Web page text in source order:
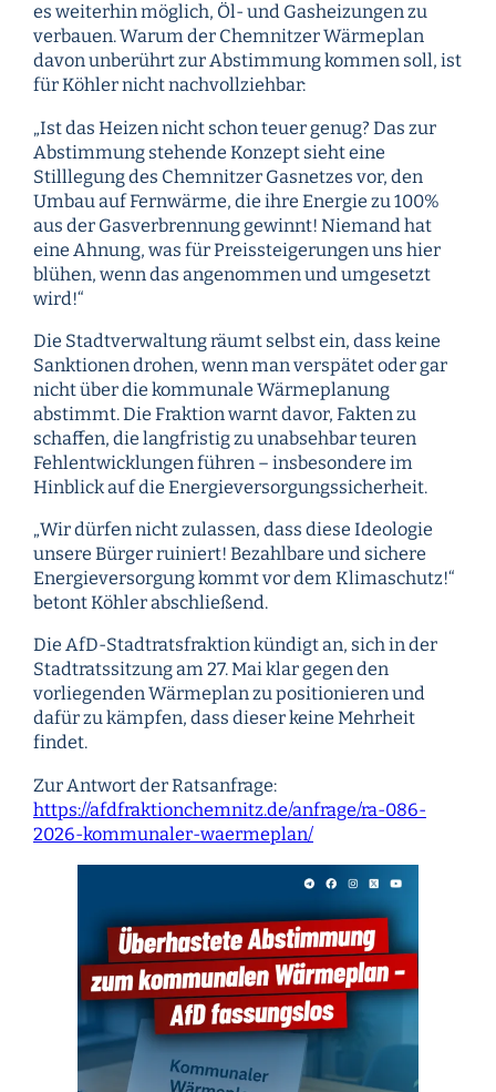
es weiterhin möglich, Öl- und Gasheizungen zu
verbauen. Warum der Chemnitzer Wärmeplan
davon unberührt zur Abstimmung kommen soll, ist
für Köhler nicht nachvollziehbar:
„Ist das Heizen nicht schon teuer genug? Das zur
Abstimmung stehende Konzept sieht eine
Stilllegung des Chemnitzer Gasnetzes vor, den
Umbau auf Fernwärme, die ihre Energie zu 100%
aus der Gasverbrennung gewinnt! Niemand hat
eine Ahnung, was für Preissteigerungen uns hier
blühen, wenn das angenommen und umgesetzt
wird!“
Die Stadtverwaltung räumt selbst ein, dass keine
Sanktionen drohen, wenn man verspätet oder gar
nicht über die kommunale Wärmeplanung
abstimmt. Die Fraktion warnt davor, Fakten zu
schaffen, die langfristig zu unabsehbar teuren
Fehlentwicklungen führen – insbesondere im
Hinblick auf die Energieversorgungssicherheit.
„Wir dürfen nicht zulassen, dass diese Ideologie
unsere Bürger ruiniert! Bezahlbare und sichere
Energieversorgung kommt vor dem Klimaschutz!“
betont Köhler abschließend.
Die AfD-Stadtratsfraktion kündigt an, sich in der
Stadtratssitzung am 27. Mai klar gegen den
vorliegenden Wärmeplan zu positionieren und
dafür zu kämpfen, dass dieser keine Mehrheit
findet.
Zur Antwort der Ratsanfrage:
https://afdfraktionchemnitz.de/anfrage/ra-086-
2026-kommunaler-waermeplan/